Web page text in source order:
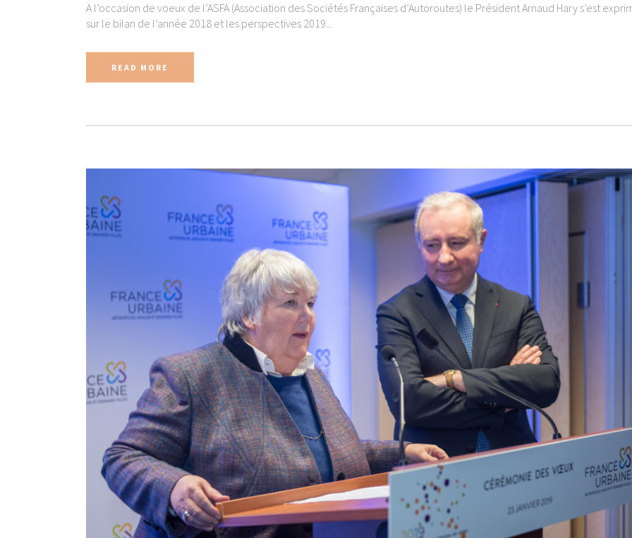
A l’occasion de voeux de l’ASFA (Association des Sociétés Françaises d’Autoroutes) le Président Arnaud Hary s’est
sur le bilan de l’année 2018 et les perspectives 2019...
READ MORE